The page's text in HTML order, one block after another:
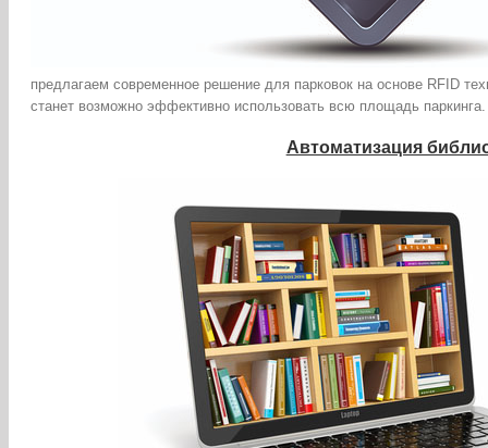
предлагаем современное решение для парковок на основе RFID
станет возможно эффективно использовать всю площадь
Автоматизация